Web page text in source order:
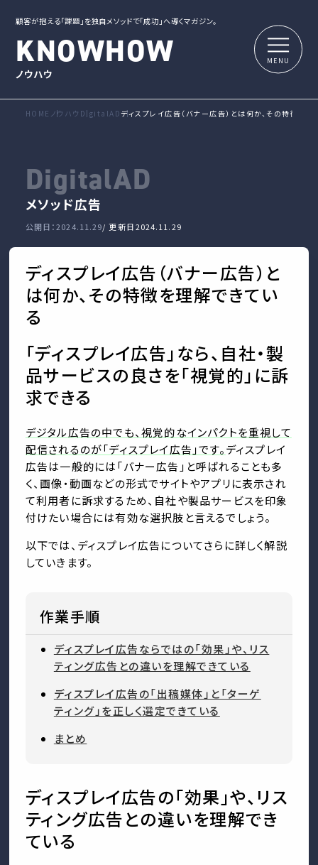
顧客が抱える「課題」を独自メソッドで「成功」へ導くマガジン。
KNOWHOW
ノウハウ
HOME ノウハウ DigitalADディスプレイ広告（バナー広告）とは何か、その特徴を理
DigitalAD
メソッド広告
公開日：2024.11.29/ 更新日2024.11.29
ディスプレイ広告（バナー広告）と
は何か、その特徴を理解できてい
る
「ディスプレイ広告」なら、自社・製
品サービスの良さを「視覚的」に訴
求できる
デジタル広告の中でも、視覚的なインパクトを重視して
配信されるのが「ディスプレイ広告」です。ディスプレイ
広告は一般的には「バナー広告」と呼ばれることも多
く、画像・動画などの形式でサイトやアプリに表示され
て利用者に訴求するため、自社や製品サービスを印象
付けたい場合には有効な選択肢と言えるでしょう。
以下では、ディスプレイ広告についてさらに詳しく解説
していきます。
作業手順
ディスプレイ広告ならではの「効果」や、リス
ティング広告との違いを理解できている
ディスプレイ広告の「出稿媒体」と「ターゲ
ティング」を正しく選定できている
まとめ
ディスプレイ広告の「効果」や、リス
ティング広告との違いを理解でき
ている